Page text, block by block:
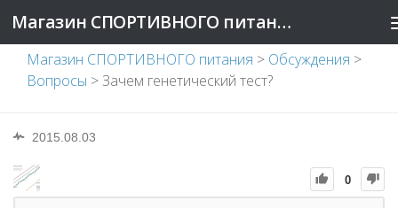
Магазин СПОРТИВНОГО питания
Магазин СПОРТИВНОГО питания > Обсуждения >
Вопросы > Зачем генетический тест?
2015.08.03
0